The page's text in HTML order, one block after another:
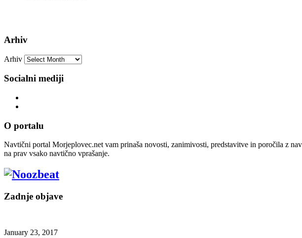
Arhiv
Arhiv
Socialni mediji
O portalu
Navtični portal Morjeplovec.net vam prinaša novosti, zanimivosti, predstavitve in poročila z
na prav vsako navtično vprašanje.
Zadnje objave
January 23, 2017